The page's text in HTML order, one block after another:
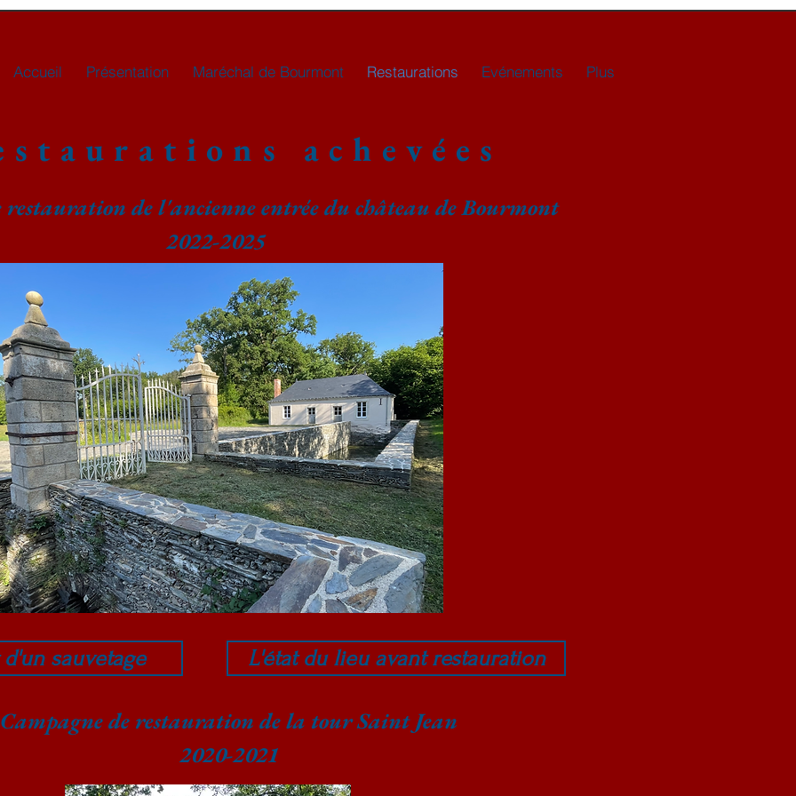
Accueil Présentation Maréchal de Bourmont Restaurations Evénements Plus
achevées
restauration de l'ancienne entrée du château de Bourmont
2022-2025
d'un sauvetage L'état du lieu avant restauration
Campagne de restauration de la tour Saint Jean
2020-2021